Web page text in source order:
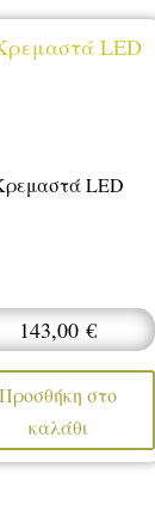
LED
143,00€
Προσθήκη στο
καλάθι